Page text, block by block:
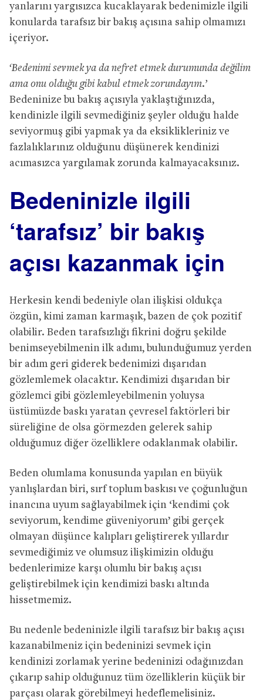
yanlarını yargısızca kucaklayarak bedenimizle ilgili
konularda tarafsız bir bakış açısına sahip olmamızı
içeriyor.
‘Bedenimi sevmek ya da nefret etmek durumunda değilim
ama onu olduğu gibi kabul etmek zorundayım.’
Bedeninize bu bakış açısıyla yaklaştığınızda,
kendinizle ilgili sevmediğiniz şeyler olduğu halde
seviyormuş gibi yapmak ya da eksiklikleriniz ve
fazlalıklarınız olduğunu düşünerek kendinizi
acımasızca yargılamak zorunda kalmayacaksınız.
Bedeninizle ilgili
‘tarafsız’ bir bakış
açısı kazanmak için
Herkesin kendi bedeniyle olan ilişkisi oldukça
özgün, kimi zaman karmaşık, bazen de çok pozitif
olabilir. Beden tarafsızlığı fikrini doğru şekilde
benimseyebilmenin ilk adımı, bulunduğumuz yerden
bir adım geri giderek bedenimizi dışarıdan
gözlemlemek olacaktır. Kendimizi dışarıdan bir
gözlemci gibi gözlemleyebilmenin yoluysa
üstümüzde baskı yaratan çevresel faktörleri bir
süreliğine de olsa görmezden gelerek sahip
olduğumuz diğer özelliklere odaklanmak olabilir.
Beden olumlama konusunda yapılan en büyük
yanlışlardan biri, sırf toplum baskısı ve çoğunluğun
inancına uyum sağlayabilmek için ‘kendimi çok
seviyorum, kendime güveniyorum’ gibi gerçek
olmayan düşünce kalıpları geliştirerek yıllardır
sevmediğimiz ve olumsuz ilişkimizin olduğu
bedenlerimize karşı olumlu bir bakış açısı
geliştirebilmek için kendimizi baskı altında
hissetmemiz.
Bu nedenle bedeninizle ilgili tarafsız bir bakış açısı
kazanabilmeniz için bedeninizi sevmek için
kendinizi zorlamak yerine bedeninizi odağınızdan
çıkarıp sahip olduğunuz tüm özelliklerin küçük bir
parçası olarak görebilmeyi hedeflemelisiniz.